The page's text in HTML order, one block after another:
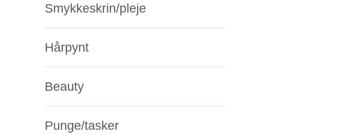
Smykkeskrin/pleje
Hårpynt
Beauty
Punge/tasker